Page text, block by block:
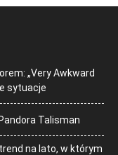
„Very Awkward
sytuacje
Talisman
na lato, w którym